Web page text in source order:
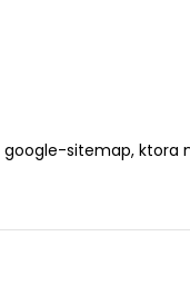
google-sitemap, ktora